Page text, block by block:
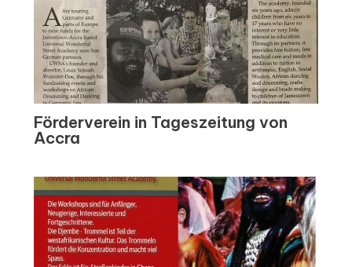
Förderverein in Tageszeitung von
Accra